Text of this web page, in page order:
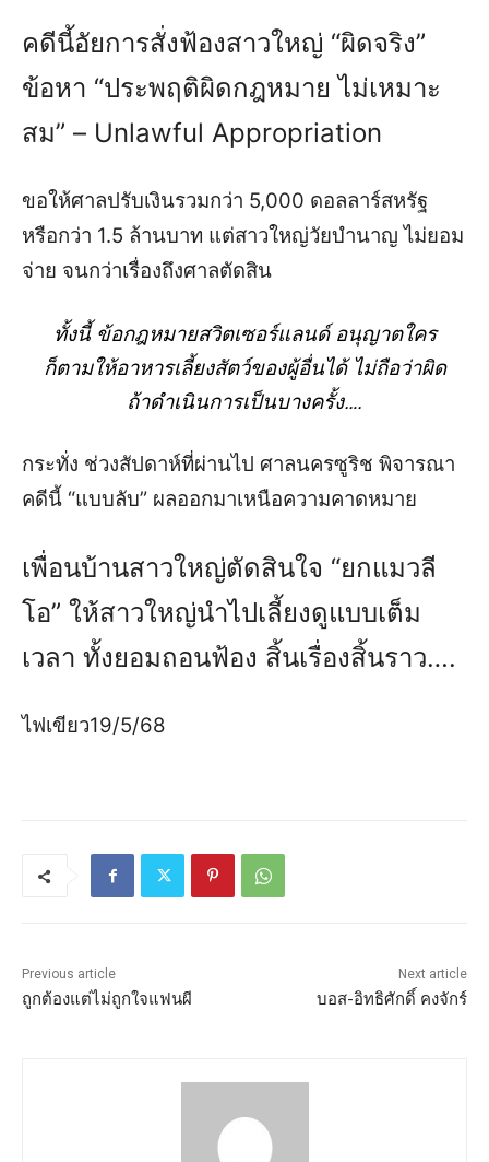
คดีนี้อัยการสั่งฟ้องสาวใหญ่ “ผิดจริง”
ข้อหา “ประพฤติผิดกฎหมาย ไม่เหมาะ
สม” – Unlawful Appropriation
ขอให้ศาลปรับเงินรวมกว่า 5,000 ดอลลาร์สหรัฐ
หรือกว่า 1.5 ล้านบาท แต่สาวใหญ่วัยบำนาญ ไม่ยอม
จ่าย จนกว่าเรื่องถึงศาลตัดสิน
ทั้งนี้ ข้อกฎหมายสวิตเซอร์แลนด์ อนุญาตใคร
ก็ตามให้อาหารเลี้ยงสัตว์ของผู้อื่นได้ ไม่ถือว่าผิด
ถ้าดำเนินการเป็นบางครั้ง….
กระทั่ง ช่วงสัปดาห์ที่ผ่านไป ศาลนครซูริช พิจารณา
คดีนี้ “แบบลับ” ผลออกมาเหนือความคาดหมาย
เพื่อนบ้านสาวใหญ่ตัดสินใจ “ยกแมวลี
โอ” ให้สาวใหญ่นำไปเลี้ยงดูแบบเต็ม
เวลา ทั้งยอมถอนฟ้อง สิ้นเรื่องสิ้นราว….
ไฟเขียว19/5/68
Previous article
ถูกต้องแต่ไม่ถูกใจแฟนผี
Next article
บอส-อิทธิศักดิ์ คงจักร์